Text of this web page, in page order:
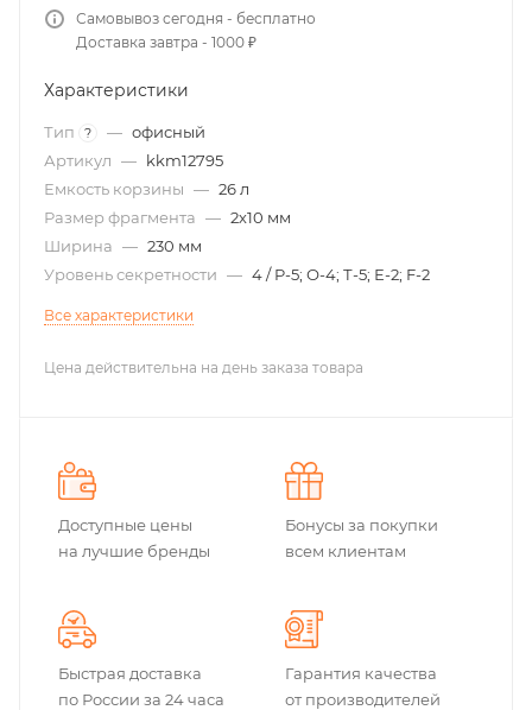
Самовывоз сегодня - бесплатно
Доставка завтра - 1000 ₽
Характеристики
Тип ? — офисный
Артикул — kkm12795
Емкость корзины — 26 л
Размер фрагмента — 2х10 мм
Ширина — 230 мм
Уровень секретности — 4 / P-5; О-4; Т-5; Е-2; F-2
Все характеристики
Цена действительна на день заказа товара
Доступные цены
на лучшие бренды
Бонусы за покупки
всем клиентам
Быстрая доставка
по России за 24 часа
Гарантия качества
от производителей